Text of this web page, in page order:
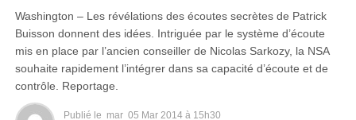
Washington – Les révélations des écoutes secrètes de Patrick
Buisson donnent des idées. Intriguée par le système d’écoute
mis en place par l’ancien conseiller de Nicolas Sarkozy, la NSA
souhaite rapidement l’intégrer dans sa capacité d’écoute et de
contrôle. Reportage.
Publié le mar 05 Mar 2014 à 15h30